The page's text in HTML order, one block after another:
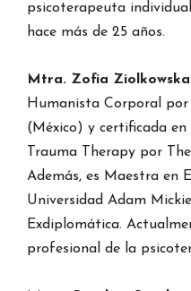
psicoterapeuta
hace más de 25 años.
Mtra. Zofia
Humanista Corporal
(México) y certificada
Trauma Therapy por
Además, es Maestra en
Universidad Adam
Exdiplomática.
profesional de la